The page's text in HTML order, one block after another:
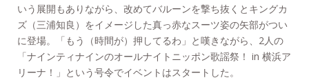
いう展開もありながら、改めてバルーンを撃ち抜くとキングカ
ズ（三浦知良）をイメージした真っ赤なスーツ姿の矢部がつい
に登場。「もう（時間が）押してるわ」と嘆きながら、2人の
「ナインティナインのオールナイトニッポン歌謡祭！ in 横浜ア
リーナ！」という号令でイベントはスタートした。